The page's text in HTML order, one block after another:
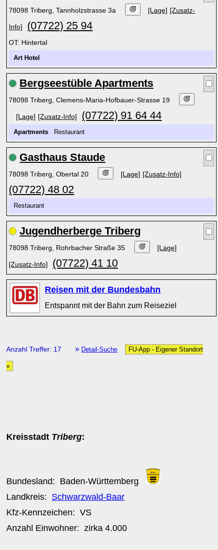
78098 Triberg, Tannholzstrasse 3a [Lage] [Zusatz-
Info] (07722) 25 94
OT: Hintertal
Art Hotel
Bergseestüble Apartments
78098 Triberg, Clemens-Maria-Hofbauer-Strasse 19
[Lage] [Zusatz-Info] (07722) 91 64 44
Apartments Restaurant
Gasthaus Staude
78098 Triberg, Obertal 20 [Lage] [Zusatz-Info]
(07722) 48 02
Restaurant
Jugendherberge Triberg
78098 Triberg, Rohrbacher Straße 35 [Lage]
[Zusatz-Info] (07722) 41 10
Reisen mit der Bundesbahn
Entspannt mit der Bahn zum Reiseziel
Anzahl Treffer: 17 » Detail-Suche FU-App - Eigener Standort
»
Kreisstadt Triberg:
Bundesland: Baden-Württemberg
Landkreis: Schwarzwald-Baar
Kfz-Kennzeichen:VS
Anzahl Einwohner: zirka4.000